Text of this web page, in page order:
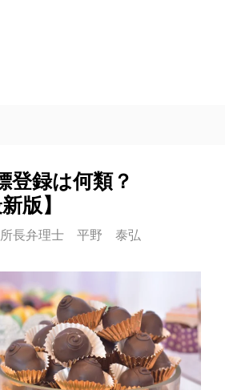
登録は何類？
版】
所長弁理士 平野 泰弘